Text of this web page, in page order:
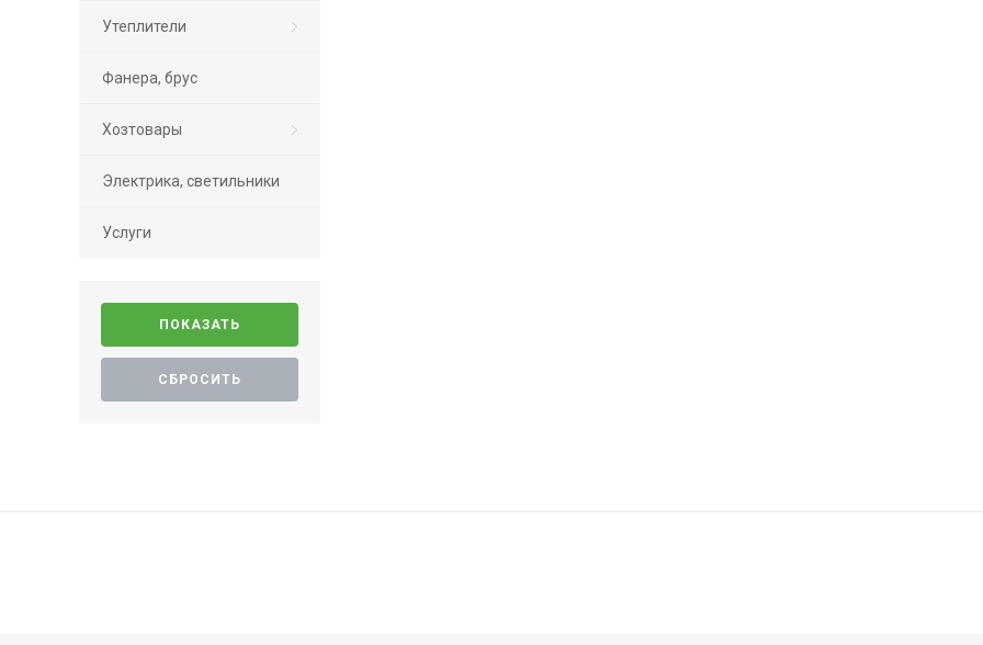
Утеплители
Фанера, брус
Хозтовары
Электрика, светильники
Услуги